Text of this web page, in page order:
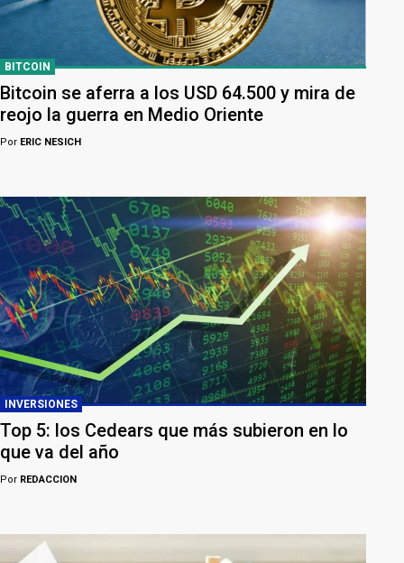
BITCOIN
Bitcoin se aferra a los USD 64.500 y mira de
reojo la guerra en Medio Oriente
Por ERIC NESICH
INVERSIONES
Top 5: los Cedears que más subieron en lo
que va del año
Por REDACCION